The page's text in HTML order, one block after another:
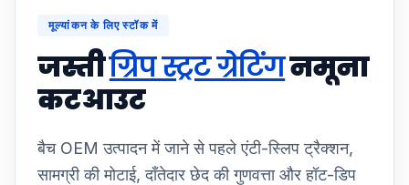
मूल्यांकन के लिए स्टॉक में
जस्तीग्रिप स्ट्रट ग्रेटिंगनमूना
कटआउट
बैच OEM उत्पादन में जाने से पहले एंटी-स्लिप ट्रैक्शन,
सामग्री की मोटाई, दाँतेदार छेद की गुणवत्ता और हॉट-डिप